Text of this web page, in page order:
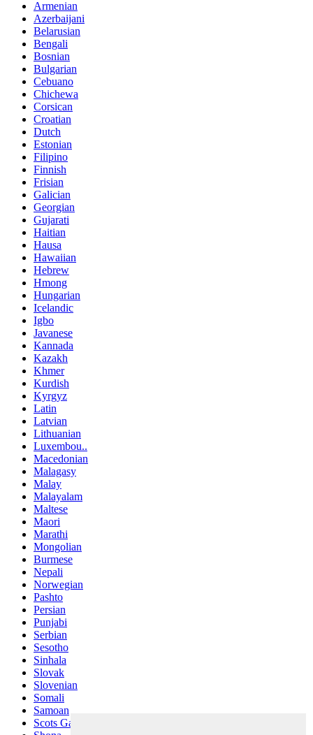
Armenian
Azerbaijani
Belarusian
Bengali
Bosnian
Bulgarian
Cebuano
Chichewa
Corsican
Croatian
Dutch
Estonian
Filipino
Finnish
Frisian
Galician
Georgian
Gujarati
Haitian
Hausa
Hawaiian
Hebrew
Hmong
Hungarian
Icelandic
Igbo
Javanese
Kannada
Kazakh
Khmer
Kurdish
Kyrgyz
Latin
Latvian
Lithuanian
Luxembou..
Macedonian
Malagasy
Malay
Malayalam
Maltese
Maori
Marathi
Mongolian
Burmese
Nepali
Norwegian
Pashto
Persian
Punjabi
Serbian
Sesotho
Sinhala
Slovak
Slovenian
Somali
Samoan
Scots Gaelic